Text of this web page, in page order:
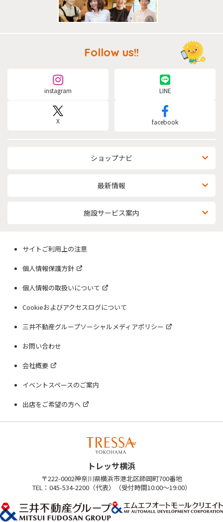
ショップナビ
最新情報
施設サービス案内
Follow us!!
instagram LINE
X facebook
サイトご利用上の注意
個人情報保護方針
個人情報の取扱いについて
Cookieおよびアクセスログについて
三井不動産グループソーシャルメディアポリシー
お問い合わせ
会社概要
イベントスペースのご案内
出店をご希望の方へ
トレッサ横浜
〒222-0002神奈川県横浜市港北区師岡町700番地
TEL：045-534-2200（代表）（受付時間10:00～19:00）